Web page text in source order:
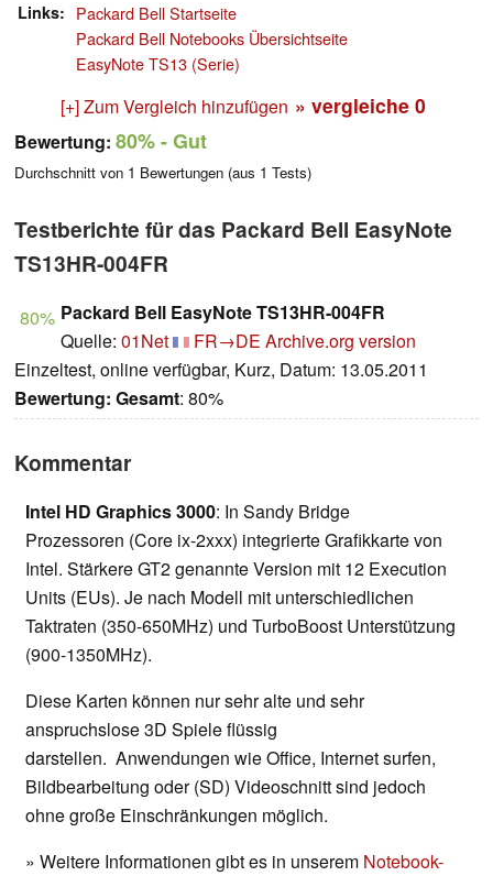
Links
Packard Bell Startseite
Packard Bell Notebooks Übersichtseite
EasyNote TS13 (Serie)
[+] Zum Vergleich hinzufügen » vergleiche 0
Bewertung: 80%- Gut
Durchschnitt von 1 Bewertungen (aus 1 Tests)
Testberichte für das Packard Bell EasyNote
TS13HR-004FR
80% Packard Bell EasyNote TS13HR-004FR
Quelle: 01Net FR→DE Archive.org version
Einzeltest, online verfügbar, Kurz, Datum: 13.05.2011
Bewertung: Gesamt: 80%
Kommentar
Intel HD Graphics 3000: In Sandy Bridge
Prozessoren (Core ix-2xxx) integrierte Grafikkarte von
Intel. Stärkere GT2 genannte Version mit 12 Execution
Units (EUs). Je nach Modell mit unterschiedlichen
Taktraten (350-650MHz) und TurboBoost Unterstützung
(900-1350MHz).
Diese Karten können nur sehr alte und sehr
anspruchslose 3D Spiele flüssig
darstellen. Anwendungen wie Office, Internet surfen,
Bildbearbeitung oder (SD) Videoschnitt sind jedoch
ohne große Einschränkungen möglich.
» Weitere Informationen gibt es in unserem Notebook-